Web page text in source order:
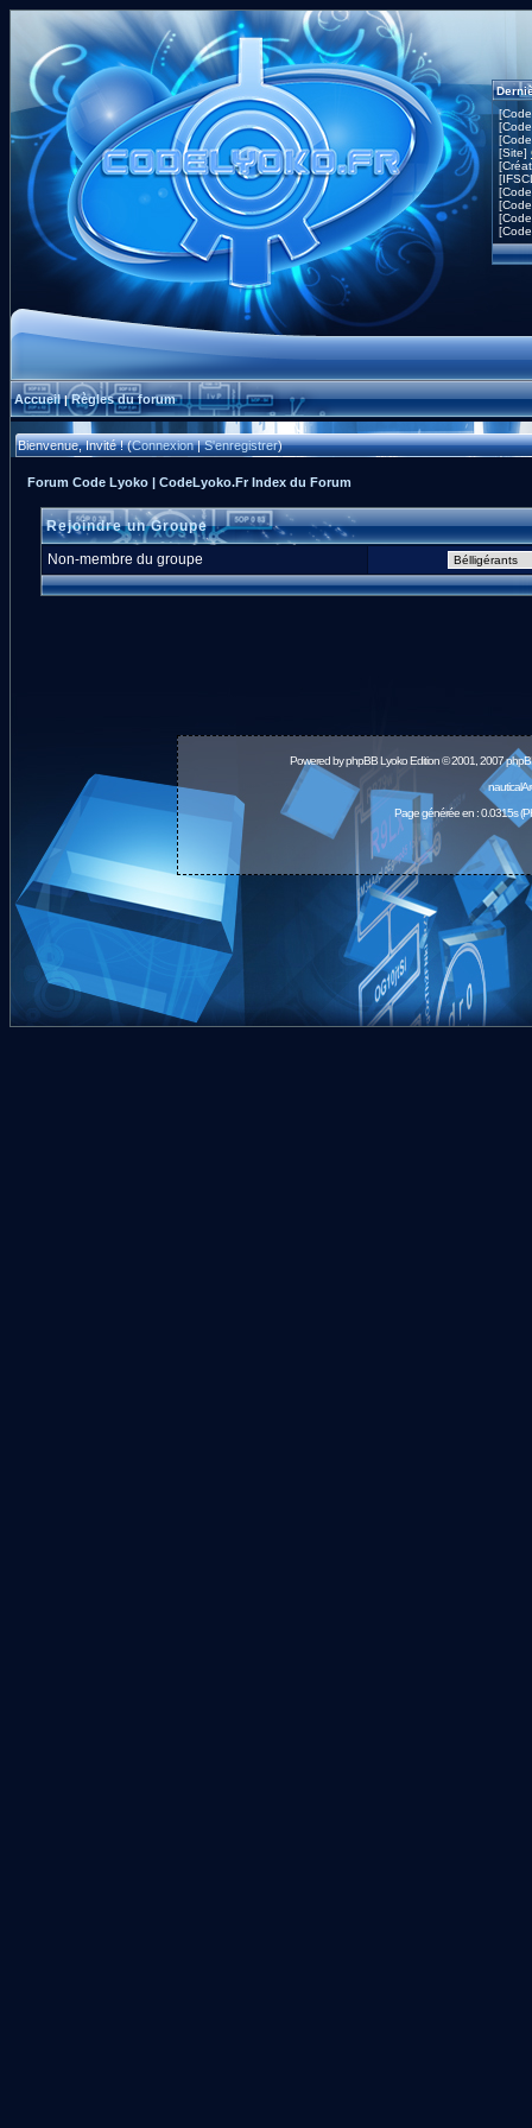
[Site]
Accueil|Règles du forum
Bienvenue, Invité ! (Connexion|S'enregistrer)
Forum Code Lyoko | CodeLyoko.Fr Index du Forum
Rejoindre un Groupe
Non-membre du groupe
Powered byphpBBLyoko Edition © 2001, 2007
Page générée en : 0.0315s